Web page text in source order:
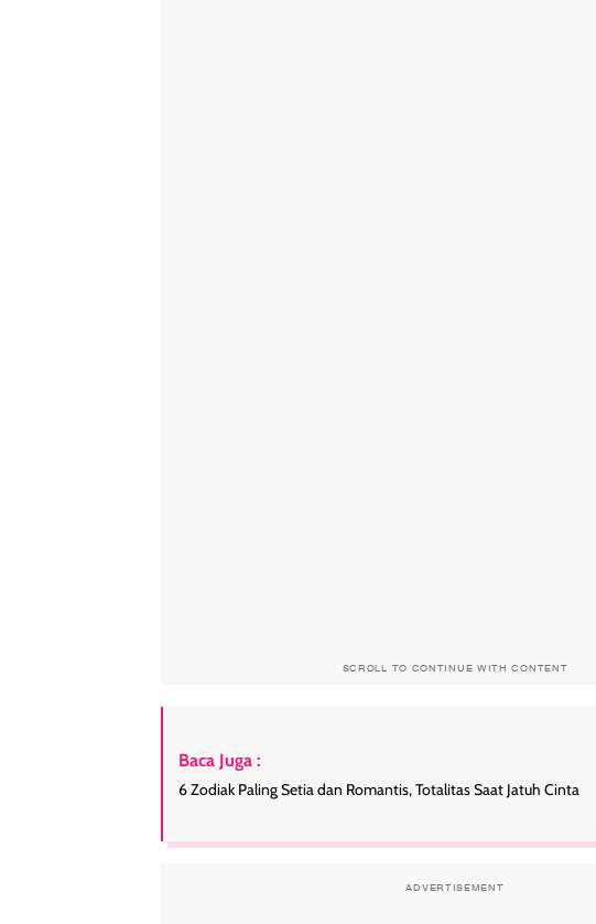
SCROLL TO CONTINUE WITH CONTENT
Baca Juga :
6 Zodiak Paling Setia dan Romantis, Totalitas Saat Jatuh Cinta
ADVERTISEMENT